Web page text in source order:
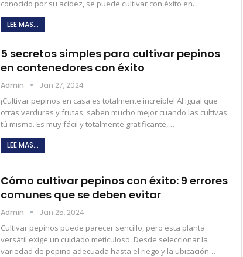
conocido por su acidez, se puede cultivar con éxito en…
LEE MAS...
5 secretos simples para cultivar pepinos
en contenedores con éxito
Admin Jan 27, 2024
¡Cultivar pepinos en casa es totalmente increíble! Al igual que
otras verduras y frutas, saben mucho mejor cuando las cultivas
tú mismo. Es muy fácil y totalmente gratificante,…
LEE MAS...
Cómo cultivar pepinos con éxito: 9 errores
comunes que se deben evitar
Admin Jan 25, 2024
Cultivar pepinos puede parecer sencillo, pero esta planta
versátil exige un cuidado meticuloso. Desde seleccionar la
variedad de pepino adecuada hasta el riego y la ubicación…